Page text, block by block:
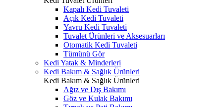
Kapalı Kedi Tuvaleti
Açık Kedi Tuvaleti
Yavru Kedi Tuvaleti
Tuvalet Ürünleri ve Aksesuarları
Otomatik Kedi Tuvaleti
Tümünü Gör
Kedi Yatak & Minderleri
Kedi Bakım & Sağlık Ürünleri
Kedi Bakım & Sağlık Ürünleri
Ağız ve Dış Bakımı
Göz ve Kulak Bakımı